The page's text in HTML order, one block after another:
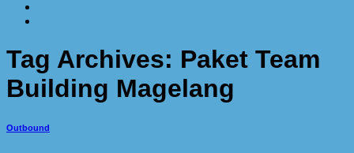
Tag Archives: Paket Team
Building Magelang
Outbound